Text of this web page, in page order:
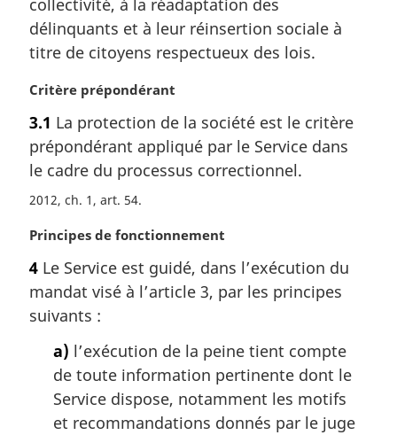
e
:délinquants et à leur réinsertion sociale à
titre de citoyens respectueux des lois.
N
t
e
m
r
g
i
n
a
e
Critère prépondérant
3.1 La protection de la société est le critère
prépondérant appliqué par le Service dans
le cadre du processus correctionnel.
2012, ch. 1, art. 54
N
t
e
m
Principes de fonctionnement
4 Le Service est guidé, dans l’exécution du
mandat visé à l’article 3, par les principes
suivants :
a) l’exécution de la peine tient compte
de toute information pertinente dont le
Service dispose, notamment les motifs
et recommandations donnés par le juge